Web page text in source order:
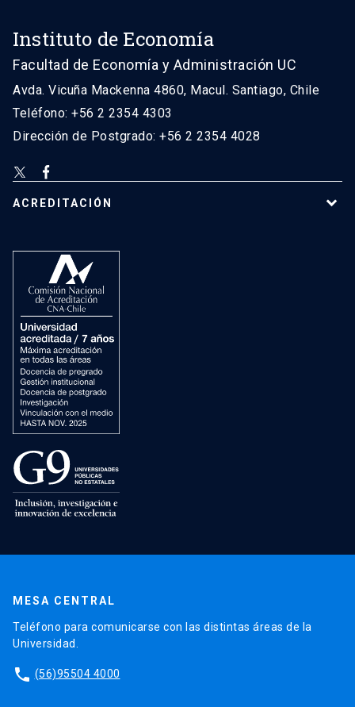
Instituto de Economía
Facultad de Economía y Administración UC
Avda. Vicuña Mackenna 4860, Macul. Santiago, Chile
Teléfono: +56 2 2354 4303
Dirección de Postgrado: +56 2 2354 4028
ACREDITACIÓN
MESA CENTRAL
Teléfono para comunicarse con las distintas áreas de la
Universidad.
phone (56)95504 4000